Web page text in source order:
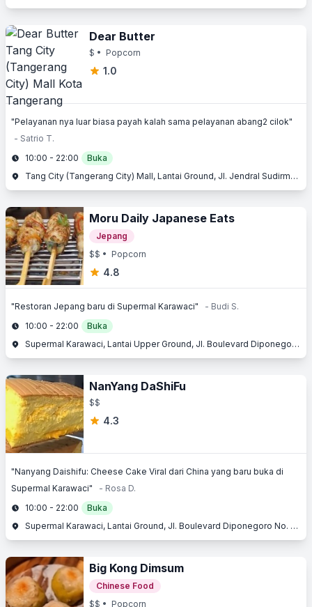
Dear Butter
$ • Popcorn
1.0
"Pelayanan nya luar biasa payah kalah sama pelayanan abang2 cilok"
- Satrio T.
10:00 - 22:00
Buka
Tang City (Tangerang City) Mall, Lantai Ground, Jl. Jendral Sudirman No. 1, Kota Tangerang, Tangerang, Banten
Moru Daily Japanese Eats
Jepang
$$ • Popcorn
4.8
"Restoran Jepang baru di Supermal Karawaci"
- Budi S.
10:00 - 22:00
Buka
Supermal Karawaci, Lantai Upper Ground, Jl. Boulevard Diponegoro No. 105, Karawaci, Tangerang, Banten
NanYang DaShiFu
$$
4.3
"Nanyang Daishifu: Cheese Cake Viral dari China yang baru buka di
Supermal Karawaci"
- Rosa D.
10:00 - 22:00
Buka
Supermal Karawaci, Lantai Ground, Jl. Boulevard Diponegoro No. 105, Karawaci, Tangerang, Banten
Big Kong Dimsum
Chinese Food
$$ • Popcorn